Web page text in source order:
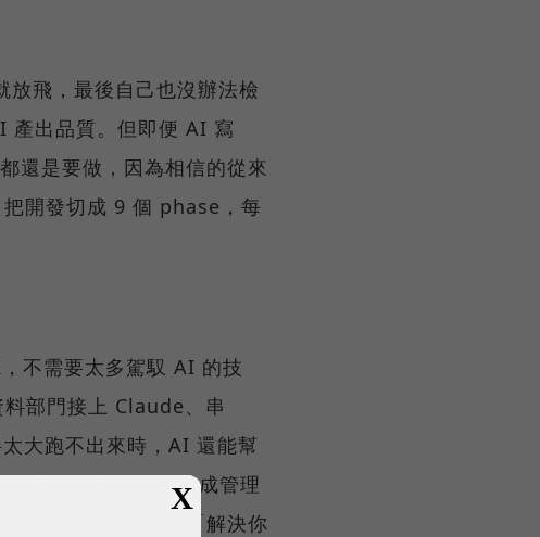
飛，最後自己也沒辦法檢
產出品質。但即便 AI 寫
還是要做，因為相信的從來
開發切成 9 個 phase，每
不需要太多駕馭 AI 的技
部門接上 Claude、串
大跑不出來時，AI 還能幫
內部也有主管因為現成管理
。他有個企劃叫做「解決你
X